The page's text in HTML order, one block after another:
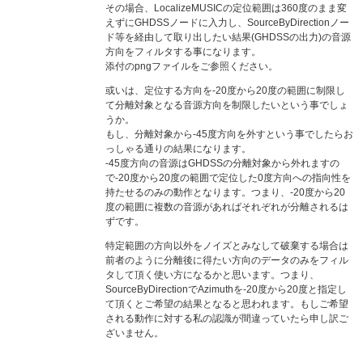
その場合、LocalizeMUSICの定位範囲は360度のまま変
えずにGHDSSノードに入力し、SourceByDirectionノー
ド等を経由して取り出したい結果(GHDSSの出力)の音源
方向をフィルタする事になります。
添付のpngファイルをご参照ください。
或いは、定位する方向を-20度から20度の範囲に制限し
て分離対象となる音源方向を制限したいという事でしょ
うか。
もし、分離対象から-45度方向を外すという事でしたらお
っしゃる通りの結果になります。
-45度方向の音源はGHDSSの分離対象から外れますの
で-20度から20度の範囲で定位した0度方向への指向性を
持たせるのみの動作となります。つまり、-20度から20
度の範囲に複数の音源があればそれぞれが分離されるは
ずです。
特定範囲の方向以外をノイズとみなして破棄する場合は
前者のように分離後に得たい方向のデータのみをフィル
タして頂く使い方になるかと思います。つまり、
SourceByDirectionでAzimuthを-20度から20度と指定し
て頂くとご希望の結果となると思われます。もしご希望
される動作に対する私の認識が間違っていたら申し訳ご
ざいません。